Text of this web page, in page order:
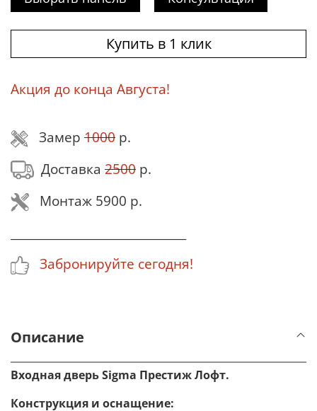
Купить в 1 клик
Акция до конца Августа!
Замер 1000 р.
Доставка 2500 р.
Монтаж 5900 р.
Забронируйте сегодня!
Описание
Входная дверь Sigma Престиж Лофт.
Конструкция и оснащение: